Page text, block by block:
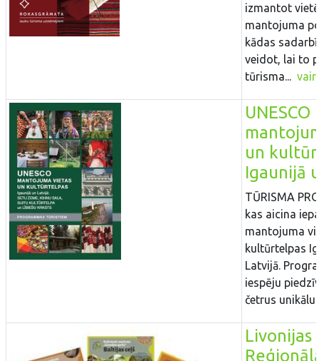
izmantot
mantojuma
kādas
veidot, lai to
tūrisma...
UNESCO
un
Igaunijā
TŪRISMA
kas aicina
mantojuma
kultūrtelpas
Latvijā.
iespēju
četrus
Livonijas